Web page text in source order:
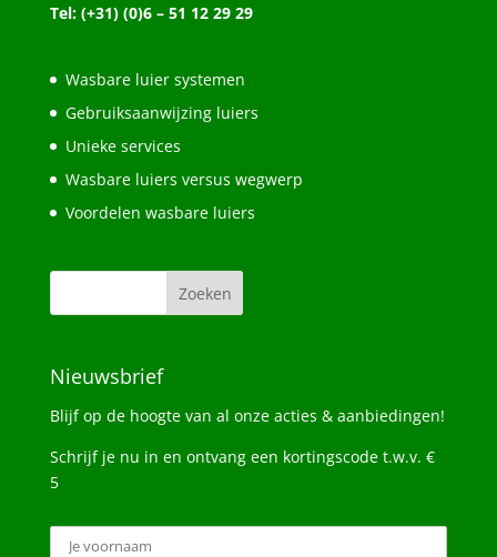
Tel: (+31) (0)6 – 51 12 29 29
Wasbare luier systemen
Gebruiksaanwijzing luiers
Unieke services
Wasbare luiers versus wegwerp
Voordelen wasbare luiers
Nieuwsbrief
Blijf op de hoogte van al onze acties & aanbiedingen!
Schrijf je nu in en ontvang een kortingscode t.w.v. €
5